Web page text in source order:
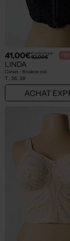
41,00€Prix boutique :
82,00€ -50%
LINDA
Corset - Broderie noir
T : 36, 38
ACHAT